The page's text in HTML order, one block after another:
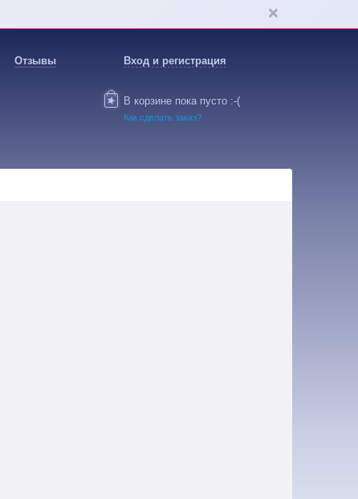
Отзывы Вход и регистрация
В корзине пока пусто :-(
Как сделать заказ?